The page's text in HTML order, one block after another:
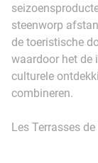
steenworp
de toeristische
waardoor het de
culturele
combineren.
Les Terrasses